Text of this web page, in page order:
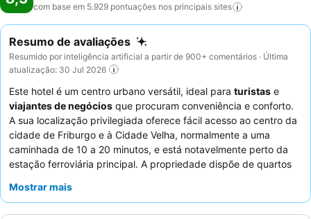
com base em 5.929 pontuações nos principais sites
Resumo de avaliações
Resumido por inteligência artificial a partir de 900+ comentários · Última
atualização: 30 Jul 2026
Este hotel é um centro urbano versátil, ideal para turistas e
viajantes de negócios que procuram conveniência e conforto.
A sua localização privilegiada oferece fácil acesso ao centro da
cidade de Friburgo e à Cidade Velha, normalmente a uma
caminhada de 10 a 20 minutos, e está notavelmente perto da
estação ferroviária principal. A propriedade dispõe de quartos
confortáveis, garantindo uma estadia tranquila. Os hóspedes
Mostrar mais